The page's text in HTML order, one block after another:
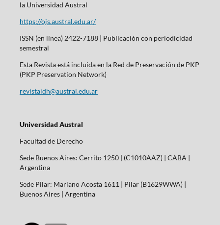
la Universidad Austral
https://ojs.austral.edu.ar/
ISSN (en línea) 2422-7188 | Publicación con periodicidad
semestral
Esta Revista está incluida en la Red de Preservación de PKP
(PKP Preservation Network)
revistaidh@austral.edu.ar
Universidad Austral
Facultad de Derecho
Sede Buenos Aires: Cerrito 1250 | (C1010AAZ) | CABA |
Argentina
Sede Pilar: Mariano Acosta 1611 | Pilar (B1629WWA) |
Buenos Aires | Argentina